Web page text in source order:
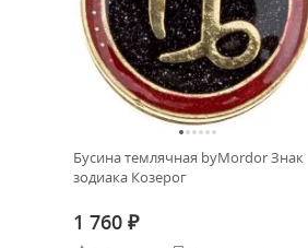
Бусина темлячная byMordor Знак
зодиака Козерог
1 760 ₽